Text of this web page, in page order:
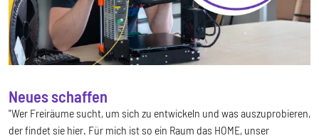
Neues schaffen
"Wer Freiräume sucht, um sich zu entwickeln und was auszuprobieren,
der findet sie hier. Für mich ist so ein Raum das HOME, unser